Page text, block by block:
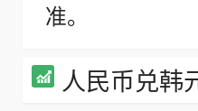
准。
人民币兑韩